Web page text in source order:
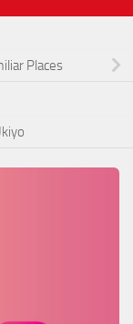
Places